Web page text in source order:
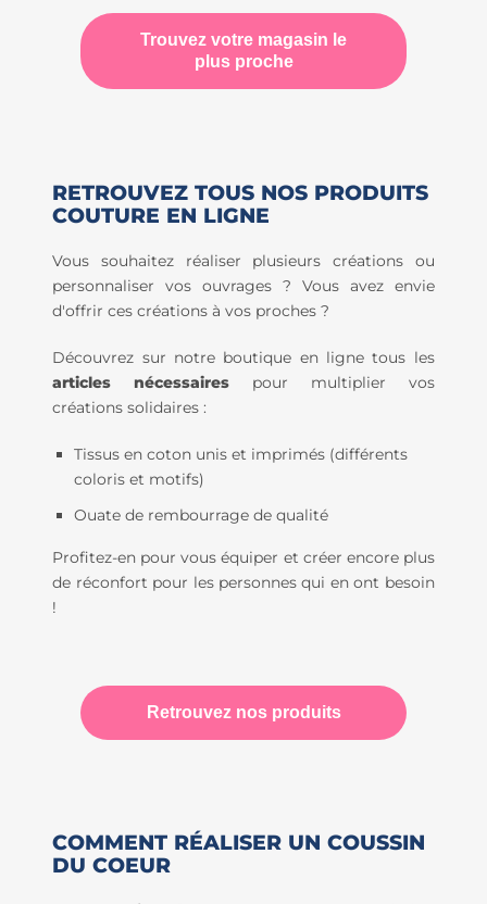
Trouvez votre magasin le
plus proche
RETROUVEZ TOUS NOS PRODUITS
COUTURE EN LIGNE
Vous souhaitez réaliser plusieurs créations ou
personnaliser vos ouvrages ? Vous avez envie
d'offrir ces créations à vos proches ?
Découvrez sur notre boutique en ligne tous les
articles nécessaires pour multiplier vos
créations solidaires :
Tissus en coton unis et imprimés (différents
coloris et motifs)
Ouate de rembourrage de qualité
Profitez-en pour vous équiper et créer encore plus
de réconfort pour les personnes qui en ont besoin
!
Retrouvez nos produits
COMMENT RÉALISER UN COUSSIN
DU COEUR